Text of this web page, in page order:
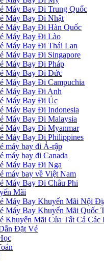
Máy Bay Đi Trung Quốc
Máy Bay Đi Nhật
Máy Bay Đi Hàn Quốc
Máy Bay Đi Lào
Máy Bay Đi Thái Lan
Máy Bay Đi Singapore
Máy Bay Đi Pháp
Máy Bay Đi Đức
Máy Bay Đi Campuchia
Máy Bay Đi Anh
Máy Bay Đi Úc
Máy Bay Đi Indonesia
Máy Bay Đi Malaysia
Máy Bay Đi Myanmar
Máy Bay Đi Philippines
máy bay đi Ả-rập
máy bay đi Canada
Máy Bay Đi Nga
máy bay về Việt Nam
Máy Bay Đi Châu Phi
Mãi
Máy Bay Khuyến Mãi Nội
Máy Bay Khuyến Mãi Quốc
Khuyến Mãi Của Tất Cả Các
Đặt Vé